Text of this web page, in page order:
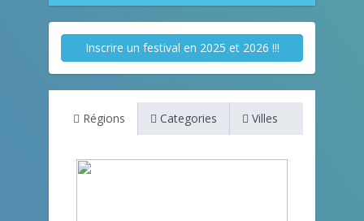
Inscrire un festival en 2025 et 2026 !!!
Régions Categories Villes